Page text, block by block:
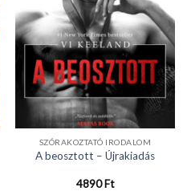
SZÓRAKOZTATÓ IRODALOM
A beosztott – Újrakiadás
4890Ft